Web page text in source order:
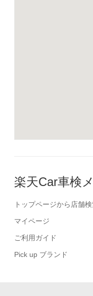
楽天Car車検
トップページから店舗
マイページ
ご利用ガイド
Pick up ブランド